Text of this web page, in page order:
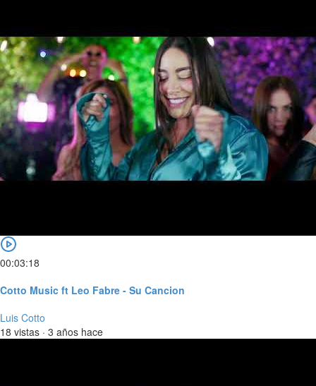
00:03:18
Cotto Music ft Leo Fabre - Su Cancion
Luis Cotto
18 vistas · 3 años hace